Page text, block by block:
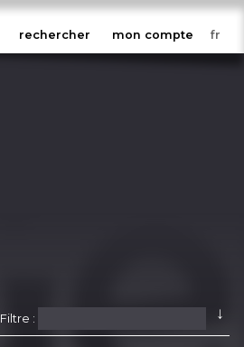
rechercher mon compte
↓
Filtre :